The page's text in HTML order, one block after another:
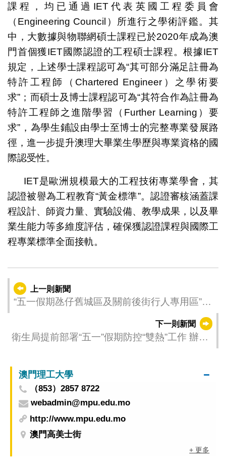
課程，均已通過IET代表英國工程委員會
（Engineering Council）所進行之學術評鑑。其
中，大數據與物聯網碩士課程已於2020年成為澳
門首個獲IET國際認證的工程碩士課程。根據IET
規定，上述學士課程認可為“其可部分滿足註冊為
特許工程師（Chartered Engineer）之學術要
求”；而碩士及博士課程認可為“其符合作為註冊為
特許工程師之進階學習（Further Learning）要
求”，為學生鋪設由學士至博士的完整專業發展路
徑，進一步提升澳理大畢業生學歷與專業資格的國
際認受性。
IET是歐洲規模最大的工程技術專業學會，其
認證被譽為工程教育“黃金標準”。認證審核涵蓋課
程設計、師資力量、實驗設備、教學成果，以及畢
業生能力等多維度評估，確保獲認證課程與國際工
程專業標準全面接軌。
上一則新聞
“五一假期氹仔舊城區及關前後街行人專用區”明
下一則新聞
衛生局提前部署“五一”假期防控“雙熱”工作 辦專
對能力
澳門理工大學
（853）2857 8722
webadmin@mpu.edu.mo
http://www.mpu.edu.mo
澳門高美士街
+ 更多